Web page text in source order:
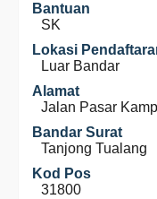
Bantuan
SK
Lokasi
Luar Bandar
Alamat
Jalan Pasar
Bandar Surat
Tanjong Tualang
Kod Pos
31800